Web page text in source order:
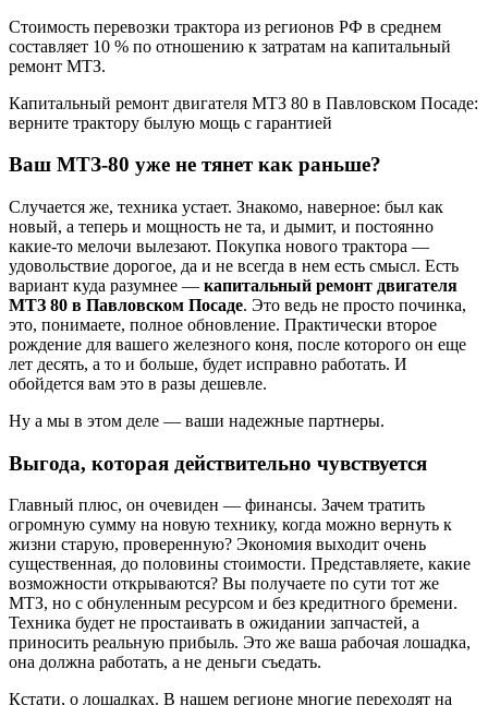
Стоимость перевозки трактора из регионов РФ в среднем
составляет 10 % по отношению к затратам на капитальный
ремонт МТЗ.
Капитальный ремонт двигателя МТЗ 80 в Павловском Посаде:
верните трактору былую мощь с гарантией
Ваш МТЗ-80 уже не тянет как раньше?
Случается же, техника устает. Знакомо, наверное: был как
новый, а теперь и мощность не та, и дымит, и постоянно
какие-то мелочи вылезают. Покупка нового трактора —
удовольствие дорогое, да и не всегда в нем есть смысл. Есть
вариант куда разумнее — капитальный ремонт двигателя
МТЗ 80 в Павловском Посаде. Это ведь не просто починка,
это, понимаете, полное обновление. Практически второе
рождение для вашего железного коня, после которого он еще
лет десять, а то и больше, будет исправно работать. И
обойдется вам это в разы дешевле.
Ну а мы в этом деле — ваши надежные партнеры.
Выгода, которая действительно чувствуется
Главный плюс, он очевиден — финансы. Зачем тратить
огромную сумму на новую технику, когда можно вернуть к
жизни старую, проверенную? Экономия выходит очень
существенная, до половины стоимости. Представляете, какие
возможности открываются? Вы получаете по сути тот же
МТЗ, но с обнуленным ресурсом и без кредитного бремени.
Техника будет не простаивать в ожидании запчастей, а
приносить реальную прибыль. Это же ваша рабочая лошадка,
она должна работать, а не деньги съедать.
Кстати, о лошадках. В нашем регионе многие переходят на